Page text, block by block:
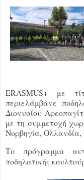
ERASMUS+ με
περιελάμβανε
Διονυσίου
με τη συμμετοχή
Νορβηγία, Ολλανδία,
Το πρόγραμμα
ποδηλατικής